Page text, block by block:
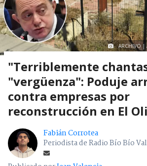
ARCHIVO |
"Terriblemente
"vergüenza": Poduje
contra empresas por
reconstrucción en El
Fabián Corrotea
Periodista de Radio Bío Bío